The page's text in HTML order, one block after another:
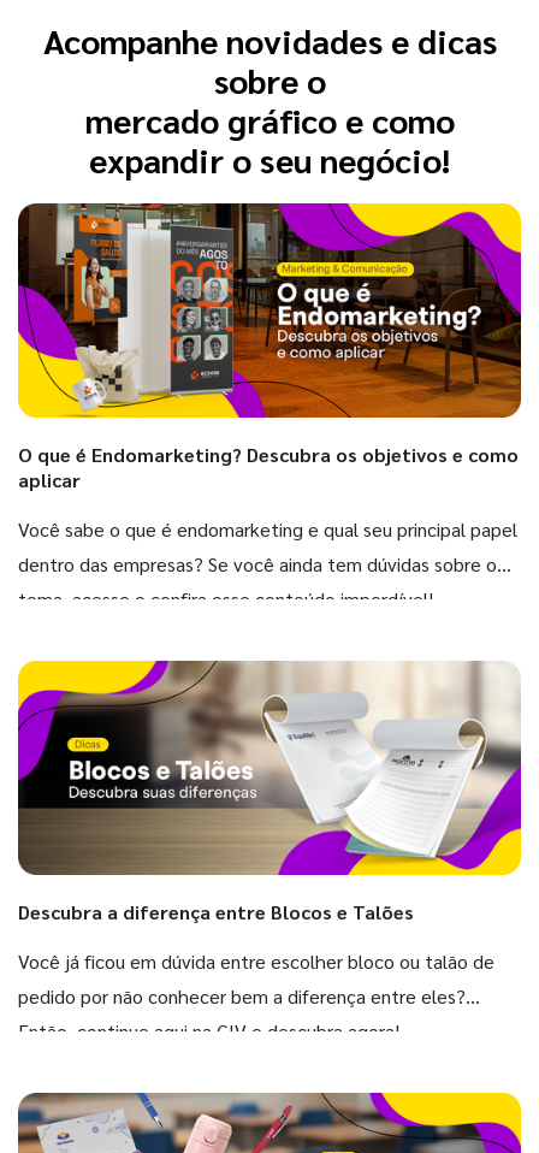
Acompanhe novidades e dicas
sobre o
mercado gráfico e como
expandir o seu negócio!
O que é Endomarketing? Descubra os objetivos e como
aplicar
Você sabe o que é endomarketing e qual seu principal papel
dentro das empresas? Se você ainda tem dúvidas sobre o
tema, acesse e confira esse conteúdo imperdível!
Descubra a diferença entre Blocos e Talões
Você já ficou em dúvida entre escolher bloco ou talão de
pedido por não conhecer bem a diferença entre eles?
Então, continue aqui na GIV e descubra agora!